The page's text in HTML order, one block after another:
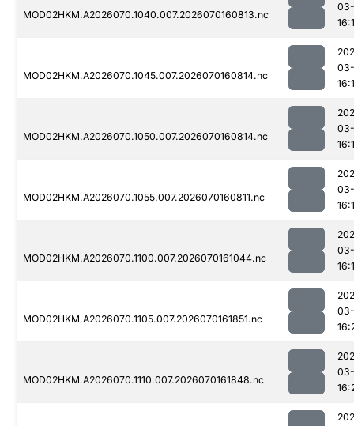
MOD02HKM.A2026070.1040.007.2026070160813.nc
03-
MOD02HKM.A2026070.1045.007.2026070160814.nc
03-
MOD02HKM.A2026070.1050.007.2026070160814.nc
03-
MOD02HKM.A2026070.1055.007.2026070160811.nc
03-
MOD02HKM.A2026070.1100.007.2026070161044.nc
03-
MOD02HKM.A2026070.1105.007.2026070161851.nc
03-
MOD02HKM.A2026070.1110.007.2026070161848.nc
03-